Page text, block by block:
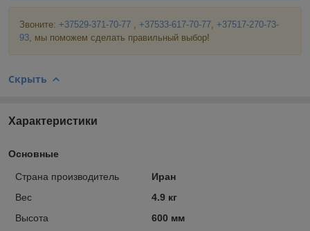
Звоните: +37529-371-70-77 +37533-617-70-77 +37517-270-73-
93 , мы поможем сделать правильный выбор!
Скрыть
Характеристики
Основные
Страна производитель
Иран
Вес
4.9 кг
Высота
600 мм